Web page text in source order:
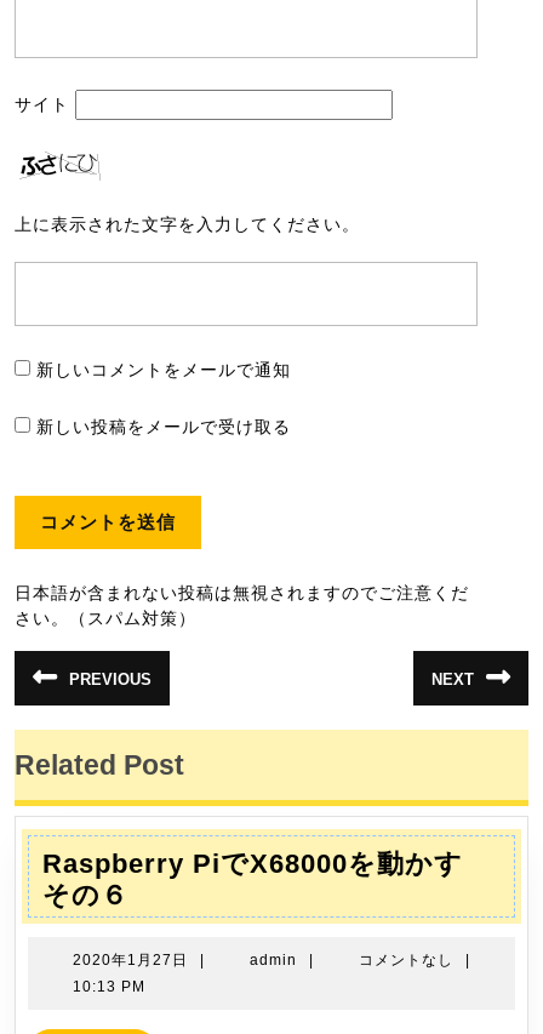
サイト
上に表示された文字を入力してください。
新しいコメントをメールで通知
新しい投稿をメールで受け取る
日本語が含まれない投稿は無視されますのでご注意くだ
さい。（スパム対策）
投
稿
ナ
ビ
ゲ
ー
シ
ョ
PREVIOUS
の
投
NEXT
の
投
Related Post
Raspberry PiでX68000を動かす
その６
Pi
で
X68000
2020年1月27日
2020
admin admin コメントなし
10:13 PM